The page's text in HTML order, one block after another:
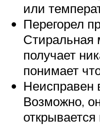
или
Перегорел
получает
понимает
Неисправен
Возможно,